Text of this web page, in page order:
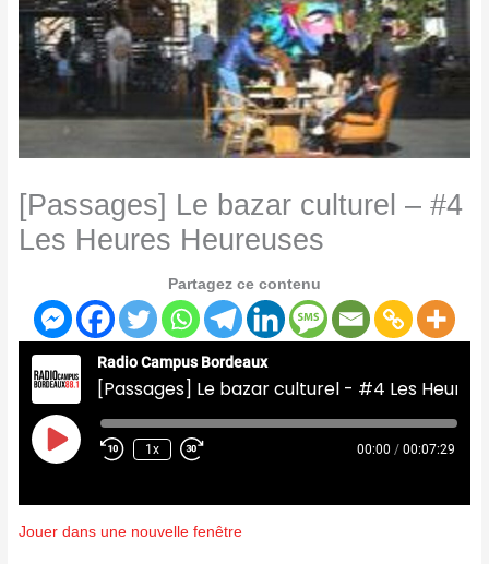
[Passages] Le bazar culturel – #4
Les Heures Heureuses
Partagez ce contenu
Radio Campus Bordeaux
Play
Episode
1x 00:00 / 00:07:29
Jouer dans une nouvelle fenêtre